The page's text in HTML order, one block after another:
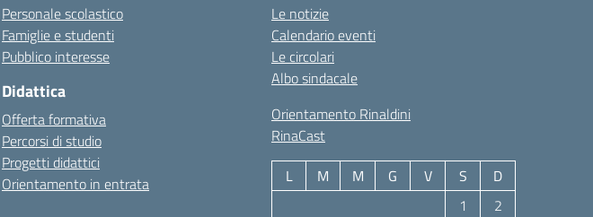
Personale scolastico
Famiglie e studenti
Pubblico interesse
Didattica
Offerta formativa
Percorsi di studio
Progetti didattici
Orientamento in entrata
Le notizie
Calendario eventi
Le circolari
Albo sindacale
Orientamento Rinaldini
RinaCast
L M M G V S
D
1
2